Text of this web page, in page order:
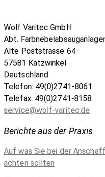
Wolf Varitec GmbH
Abt.
Alte Poststrasse 64
57581 Katzwinkel
Deutschland
Telefon: 49(0)2741-8061
Telefax: 49(0)2741-8158
service@wolf-varitec.de
Berichte aus der Praxis
Auf was Sie bei der
achten sollten